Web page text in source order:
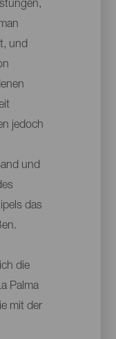
und
jedoch
und
das
die
Palma
mit der